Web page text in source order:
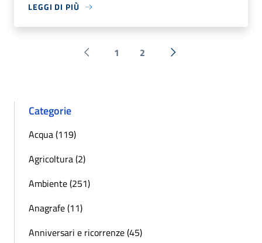
LEGGI DI PIÙ
Pagina precedente
1 2 Successiva »
Categorie
Acqua (119)
Agricoltura (2)
Ambiente (251)
Anagrafe (11)
Anniversari e ricorrenze (45)